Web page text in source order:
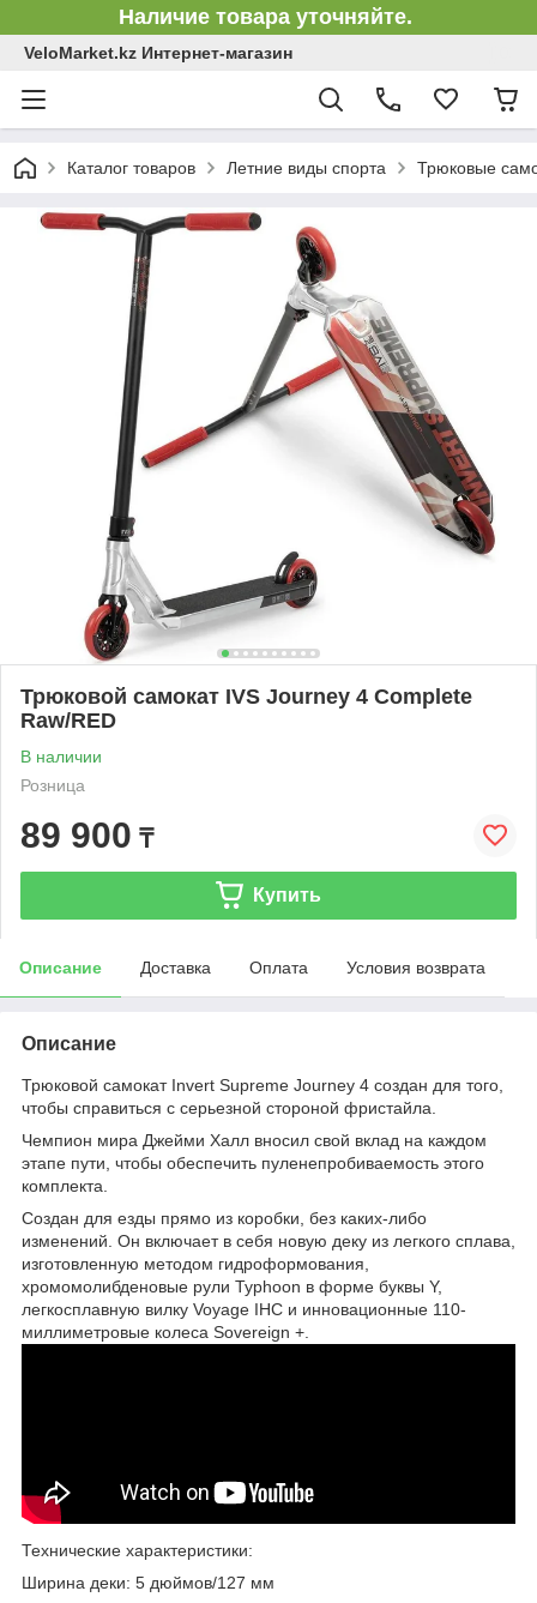
Наличие товара уточняйте.
VeloMarket.kz Интернет-магазин
Каталог товаров Летние виды спорта Трюковые
Трюковой самокат IVS Journey 4 Complete
Raw/RED
В наличии
Розница
89 900 ₸
Купить
Описание Доставка Оплата Условия возврата
Описание
Трюковой самокат Invert Supreme Journey 4 создан для того,
чтобы справиться с серьезной стороной фристайла.
Чемпион мира Джейми Халл вносил свой вклад на каждом
этапе пути, чтобы обеспечить пуленепробиваемость этого
комплекта.
Создан для езды прямо из коробки, без каких-либо
изменений. Он включает в себя новую деку из легкого сплава,
изготовленную методом гидроформования,
хромомолибденовые рули Typhoon в форме буквы Y,
легкосплавную вилку Voyage IHC и инновационные 110-
миллиметровые колеса Sovereign +.
Технические характеристики:
Ширина деки: 5 дюймов/127 мм